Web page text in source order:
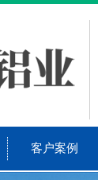
客户案例